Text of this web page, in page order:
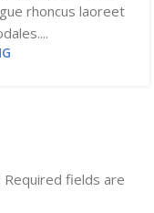
rhoncus laoreet
Required fields are